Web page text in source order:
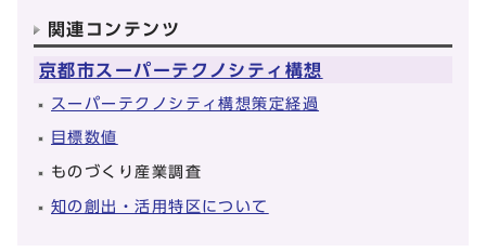
関連コンテンツ
京都市スーパーテクノシティ構想
スーパーテクノシティ構想策定経過
目標数値
ものづくり産業調査
知の創出・活用特区について